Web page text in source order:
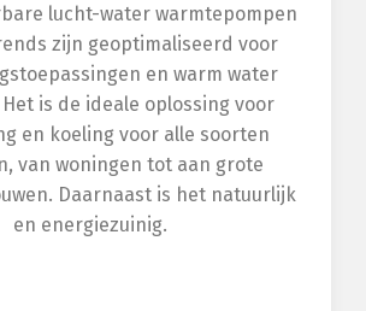
lucht-water warmtepompen
zijn geoptimaliseerd voor
en warm water
is de ideale oplossing voor
en koeling voor alle soorten
van woningen tot aan grote
Daarnaast is het natuurlijk
en energiezuinig.